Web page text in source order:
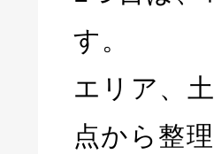
す。
エリア、
点から整